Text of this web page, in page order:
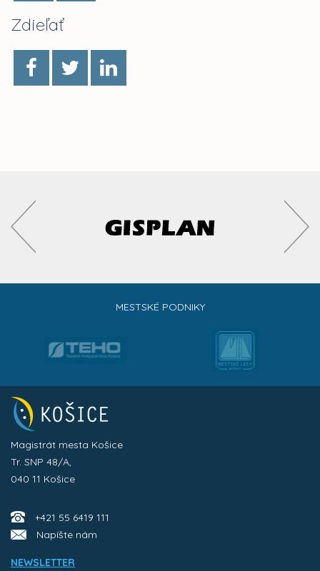
Zdieľať
MESTSKÉ PODNIKY
Magistrát mesta Košice
Tr. SNP 48/A,
040 11 Košice
+421 55 6419 111
Napíšte nám
NEWSLETTER